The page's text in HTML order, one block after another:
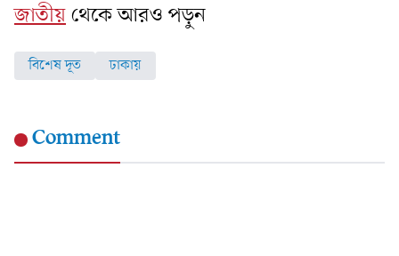
জাতীয়থেকে আরও পড়ুন
বিশেষ দূত ঢাকায়
Comment